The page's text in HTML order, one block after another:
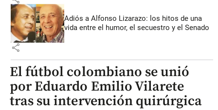
Adiós a Alfonso Lizarazo: los hitos de una
vida entre el humor, el secuestro y el Senado
share
El fútbol colombiano se unió
por Eduardo Emilio Vilarete
tras su intervención quirúrgica